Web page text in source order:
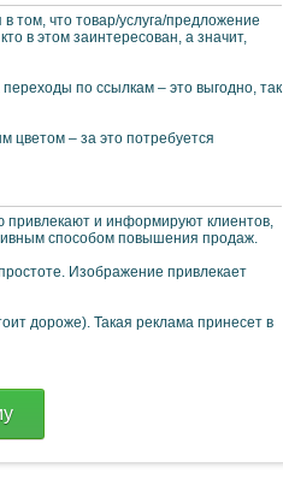
том, что товар/услуга/предложение
в этом заинтересован, а значит,
по ссылкам – это выгодно, так
цветом – за это потребуется
привлекают и информируют клиентов,
способом повышения продаж.
Изображение привлекает
дороже). Такая реклама принесет в